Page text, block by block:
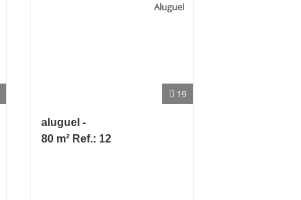
19
Aluguel
aluguel -
80 m² Ref.: 12